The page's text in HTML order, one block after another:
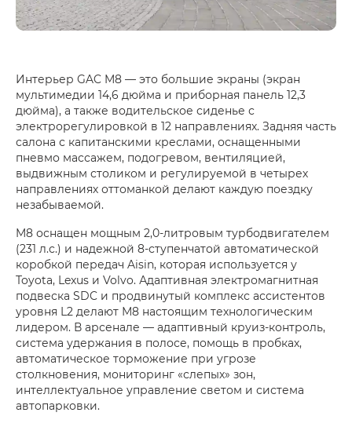
Интерьер GAC M8 — это большие экраны (экран
мультимедии 14,6 дюйма и приборная панель 12,3
дюйма), а также водительское сиденье с
электрорегулировкой в 12 направлениях. Задняя часть
салона с капитанскими креслами, оснащенными
пневмо массажем, подогревом, вентиляцией,
выдвижным столиком и регулируемой в четырех
направлениях оттоманкой делают каждую поездку
незабываемой.
M8 оснащен мощным 2,0-литровым турбодвигателем
(231 л.с.) и надежной 8-ступенчатой автоматической
коробкой передач Aisin, которая используется у
Toyota, Lexus и Volvo. Адаптивная электромагнитная
подвеска SDC и продвинутый комплекс ассистентов
уровня L2 делают М8 настоящим технологическим
лидером. В арсенале — адаптивный круиз-контроль,
система удержания в полосе, помощь в пробках,
автоматическое торможение при угрозе
столкновения, мониторинг «слепых» зон,
интеллектуальное управление светом и система
автопарковки.